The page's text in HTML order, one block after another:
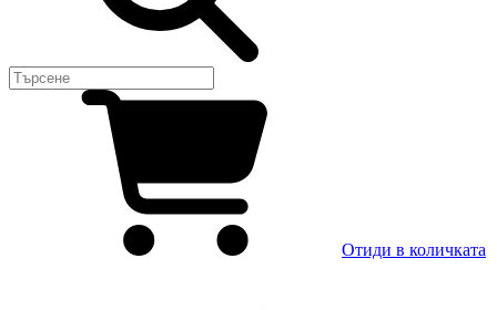
Отиди в количката